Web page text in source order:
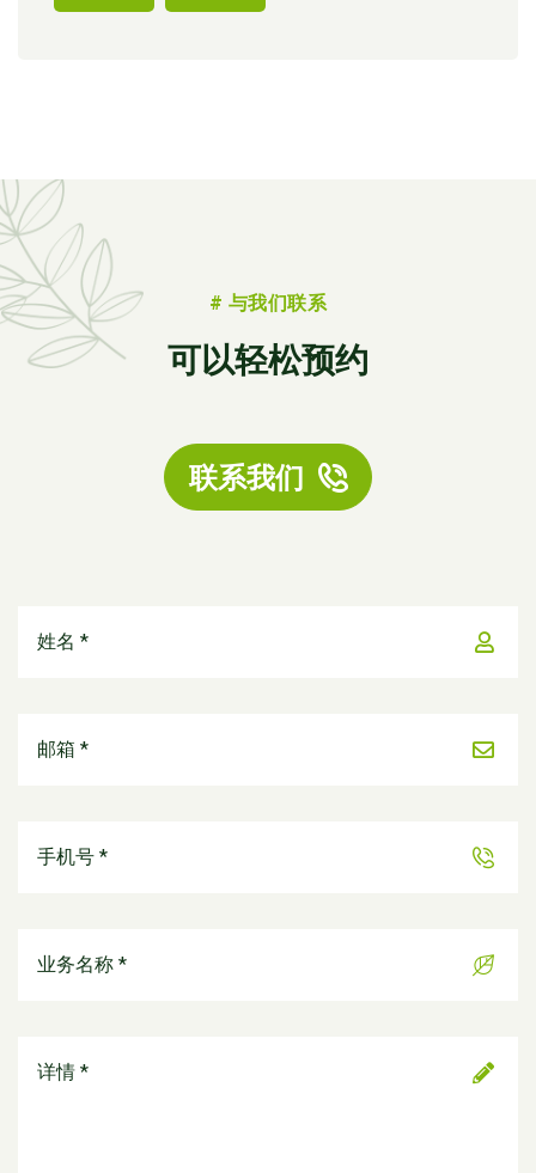
# 与我们联系
可以轻松预约
联系我们